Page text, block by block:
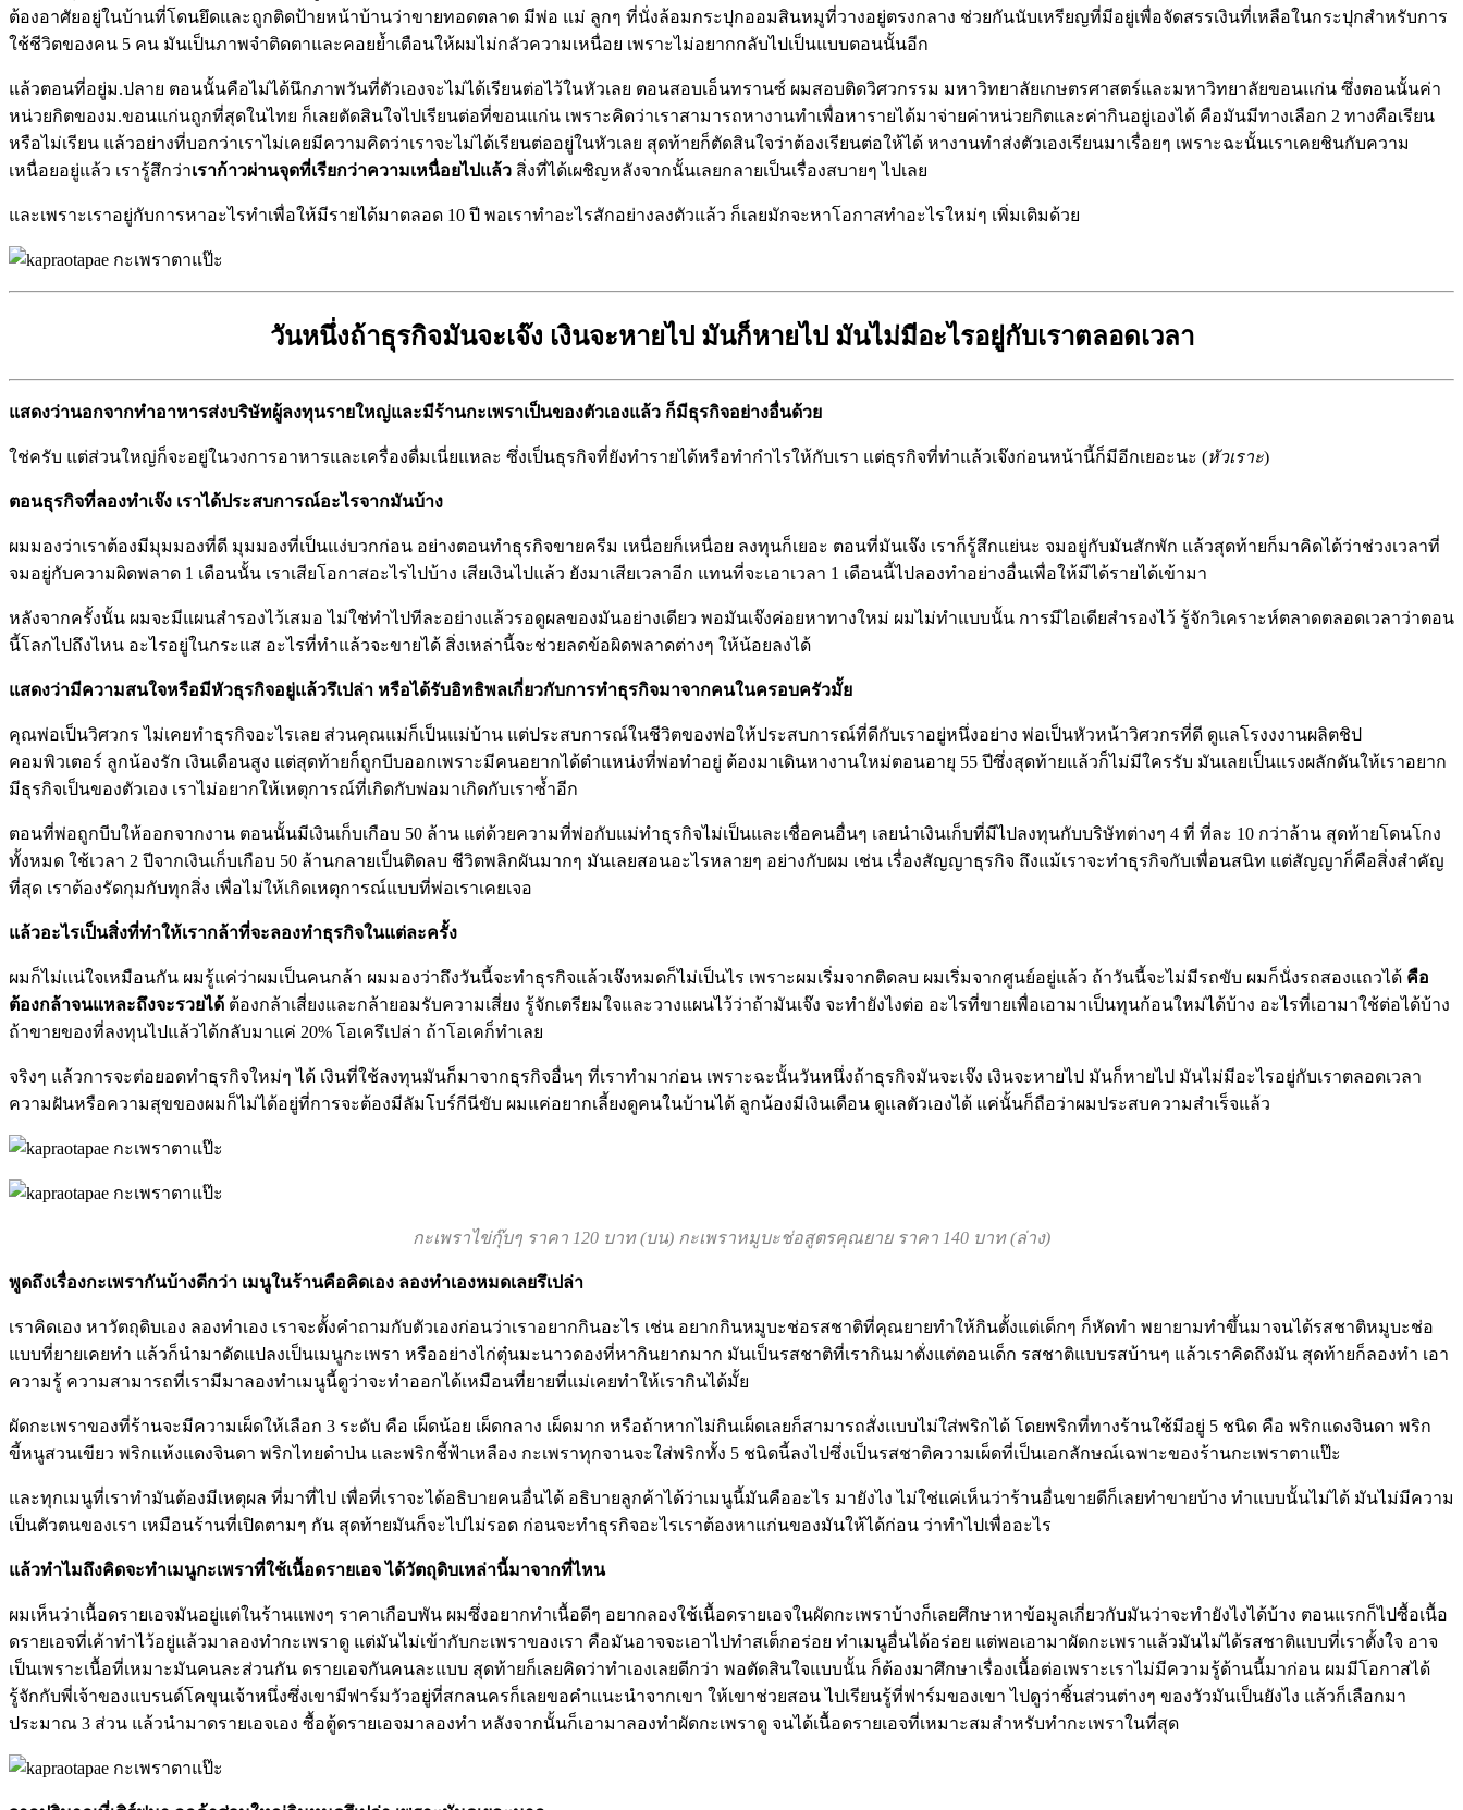
ต้องอาศัยอยู่ในบ้านที่โดนยึดและถูกติดป้ายหน้าบ้านว่าขายทอดตลาด มีพ่อ แม่ ลูกๆ ที่นั่งล้อมกระปุกออมสินหมูที่วางอยู่ตรงกลาง ช่วยกันนับเหรียญที่มีอยู่เพื่อจัดสรรเงินที่เหลือในกระปุกสำหรับการ
ใช้ชีวิตของคน 5 คน มันเป็นภาพจำติดตาและคอยย้ำเตือนให้ผมไม่กลัวความเหนื่อย เพราะไม่อยากกลับไปเป็นแบบตอนนั้นอีก
แล้วตอนที่อยู่ม.ปลาย ตอนนั้นคือไม่ได้นึกภาพวันที่ตัวเองจะไม่ได้เรียนต่อไว้ในหัวเลย ตอนสอบเอ็นทรานซ์ ผมสอบติดวิศวกรรม มหาวิทยาลัยเกษตรศาสตร์และมหาวิทยาลัยขอนแก่น ซึ่งตอนนั้นค่า
หน่วยกิตของม.ขอนแก่นถูกที่สุดในไทย ก็เลยตัดสินใจไปเรียนต่อที่ขอนแก่น เพราะคิดว่าเราสามารถหางานทำเพื่อหารายได้มาจ่ายค่าหน่วยกิตและค่ากินอยู่เองได้ คือมันมีทางเลือก 2 ทางคือเรียน
หรือไม่เรียน แล้วอย่างที่บอกว่าเราไม่เคยมีความคิดว่าเราจะไม่ได้เรียนต่ออยู่ในหัวเลย สุดท้ายก็ตัดสินใจว่าต้องเรียนต่อให้ได้ หางานทำส่งตัวเองเรียนมาเรื่อยๆ เพราะฉะนั้นเราเคยชินกับความ
เหนื่อยอยู่แล้ว เรารู้สึกว่าเราก้าวผ่านจุดที่เรียกว่าความเหนื่อยไปแล้ว สิ่งที่ได้เผชิญหลังจากนั้นเลยกลายเป็นเรื่องสบายๆ ไปเลย
และเพราะเราอยู่กับการหาอะไรทำเพื่อให้มีรายได้มาตลอด 10 ปี พอเราทำอะไรสักอย่างลงตัวแล้ว ก็เลยมักจะหาโอกาสทำอะไรใหม่ๆ เพิ่มเติมด้วย
วันหนึ่งถ้าธุรกิจมันจะเจ๊ง เงินจะหายไป มันก็หายไป มันไม่มีอะไรอยู่กับเราตลอดเวลา
แสดงว่านอกจากทำอาหารส่งบริษัทผู้ลงทุนรายใหญ่และมีร้านกะเพราเป็นของตัวเองแล้ว ก็มีธุรกิจอย่างอื่นด้วย
ใช่ครับ แต่ส่วนใหญ่ก็จะอยู่ในวงการอาหารและเครื่องดื่มเนี่ยแหละ ซึ่งเป็นธุรกิจที่ยังทำรายได้หรือทำกำไรให้กับเรา แต่ธุรกิจที่ทำแล้วเจ๊งก่อนหน้านี้ก็มีอีกเยอะนะ (หัวเราะ)
ตอนธุรกิจที่ลองทำเจ๊ง เราได้ประสบการณ์อะไรจากมันบ้าง
ผมมองว่าเราต้องมีมุมมองที่ดี มุมมองที่เป็นแง่บวกก่อน อย่างตอนทำธุรกิจขายครีม เหนื่อยก็เหนื่อย ลงทุนก็เยอะ ตอนที่มันเจ๊ง เราก็รู้สึกแย่นะ จมอยู่กับมันสักพัก แล้วสุดท้ายก็มาคิดได้ว่าช่วงเวลาที่
จมอยู่กับความผิดพลาด 1 เดือนนั้น เราเสียโอกาสอะไรไปบ้าง เสียเงินไปแล้ว ยังมาเสียเวลาอีก แทนที่จะเอาเวลา 1 เดือนนี้ไปลองทำอย่างอื่นเพื่อให้มีได้รายได้เข้ามา
หลังจากครั้งนั้น ผมจะมีแผนสำรองไว้เสมอ ไม่ใช่ทำไปทีละอย่างแล้วรอดูผลของมันอย่างเดียว พอมันเจ๊งค่อยหาทางใหม่ ผมไม่ทำแบบนั้น การมีไอเดียสำรองไว้ รู้จักวิเคราะห์ตลาดตลอดเวลาว่าตอน
นี้โลกไปถึงไหน อะไรอยู่ในกระแส อะไรที่ทำแล้วจะขายได้ สิ่งเหล่านี้จะช่วยลดข้อผิดพลาดต่างๆ ให้น้อยลงได้
แสดงว่ามีความสนใจหรือมีหัวธุรกิจอยู่แล้วรึเปล่า หรือได้รับอิทธิพลเกี่ยวกับการทำธุรกิจมาจากคนในครอบครัวมั้ย
คุณพ่อเป็นวิศวกร ไม่เคยทำธุรกิจอะไรเลย ส่วนคุณแม่ก็เป็นแม่บ้าน แต่ประสบการณ์ในชีวิตของพ่อให้ประสบการณ์ที่ดีกับเราอยู่หนึ่งอย่าง พ่อเป็นหัวหน้าวิศวกรที่ดี ดูแลโรงงงานผลิตชิป
คอมพิวเตอร์ ลูกน้องรัก เงินเดือนสูง แต่สุดท้ายก็ถูกบีบออกเพราะมีคนอยากได้ตำแหน่งที่พ่อทำอยู่ ต้องมาเดินหางานใหม่ตอนอายุ 55 ปีซึ่งสุดท้ายแล้วก็ไม่มีใครรับ มันเลยเป็นแรงผลักดันให้เราอยาก
มีธุรกิจเป็นของตัวเอง เราไม่อยากให้เหตุการณ์ที่เกิดกับพ่อมาเกิดกับเราซ้ำอีก
ตอนที่พ่อถูกบีบให้ออกจากงาน ตอนนั้นมีเงินเก็บเกือบ 50 ล้าน แต่ด้วยความที่พ่อกับแม่ทำธุรกิจไม่เป็นและเชื่อคนอื่นๆ เลยนำเงินเก็บที่มีไปลงทุนกับบริษัทต่างๆ 4 ที่ ที่ละ 10 กว่าล้าน สุดท้ายโดนโกง
ทั้งหมด ใช้เวลา 2 ปีจากเงินเก็บเกือบ 50 ล้านกลายเป็นติดลบ ชีวิตพลิกผันมากๆ มันเลยสอนอะไรหลายๆ อย่างกับผม เช่น เรื่องสัญญาธุรกิจ ถึงแม้เราจะทำธุรกิจกับเพื่อนสนิท แต่สัญญาก็คือสิ่งสำคัญ
ที่สุด เราต้องรัดกุมกับทุกสิ่ง เพื่อไม่ให้เกิดเหตุการณ์แบบที่พ่อเราเคยเจอ
แล้วอะไรเป็นสิ่งที่ทำให้เรากล้าที่จะลองทำธุรกิจในแต่ละครั้ง
ผมก็ไม่แน่ใจเหมือนกัน ผมรู้แค่ว่าผมเป็นคนกล้า ผมมองว่าถึงวันนี้จะทำธุรกิจแล้วเจ๊งหมดก็ไม่เป็นไร เพราะผมเริ่มจากติดลบ ผมเริ่มจากศูนย์อยู่แล้ว ถ้าวันนี้จะไม่มีรถขับ ผมก็นั่งรถสองแถวได้ คือ
ต้องกล้าจนแหละถึงจะรวยได้ ต้องกล้าเสี่ยงและกล้ายอมรับความเสี่ยง รู้จักเตรียมใจและวางแผนไว้ว่าถ้ามันเจ๊ง จะทำยังไงต่อ อะไรที่ขายเพื่อเอามาเป็นทุนก้อนใหม่ได้บ้าง อะไรที่เอามาใช้ต่อได้บ้าง
ถ้าขายของที่ลงทุนไปแล้วได้กลับมาแค่ 20% โอเครึเปล่า ถ้าโอเคก็ทำเลย
จริงๆ แล้วการจะต่อยอดทำธุรกิจใหม่ๆ ได้ เงินที่ใช้ลงทุนมันก็มาจากธุรกิจอื่นๆ ที่เราทำมาก่อน เพราะฉะนั้นวันหนึ่งถ้าธุรกิจมันจะเจ๊ง เงินจะหายไป มันก็หายไป มันไม่มีอะไรอยู่กับเราตลอดเวลา
ความฝันหรือความสุขของผมก็ไม่ได้อยู่ที่การจะต้องมีลัมโบร์กีนีขับ ผมแค่อยากเลี้ยงดูคนในบ้านได้ ลูกน้องมีเงินเดือน ดูแลตัวเองได้ แค่นั้นก็ถือว่าผมประสบความสำเร็จแล้ว
กะเพราไข่กุ๊บๆ ราคา 120 บาท (บน) กะเพราหมูบะช่อสูตรคุณยาย ราคา 140 บาท (ล่าง)
พูดถึงเรื่องกะเพรากันบ้างดีกว่า เมนูในร้านคือคิดเอง ลองทำเองหมดเลยรึเปล่า
เราคิดเอง หาวัตถุดิบเอง ลองทำเอง เราจะตั้งคำถามกับตัวเองก่อนว่าเราอยากกินอะไร เช่น อยากกินหมูบะช่อรสชาติที่คุณยายทำให้กินตั้งแต่เด็กๆ ก็หัดทำ พยายามทำขึ้นมาจนได้รสชาติหมูบะช่อ
แบบที่ยายเคยทำ แล้วก็นำมาดัดแปลงเป็นเมนูกะเพรา หรืออย่างไก่ตุ๋นมะนาวดองที่หากินยากมาก มันเป็นรสชาติที่เรากินมาตั่งแต่ตอนเด็ก รสชาติแบบรสบ้านๆ แล้วเราคิดถึงมัน สุดท้ายก็ลองทำ เอา
ความรู้ ความสามารถที่เรามีมาลองทำเมนูนี้ดูว่าจะทำออกได้เหมือนที่ยายที่แม่เคยทำให้เรากินได้มั้ย
ผัดกะเพราของที่ร้านจะมีความเผ็ดให้เลือก 3 ระดับ คือ เผ็ดน้อย เผ็ดกลาง เผ็ดมาก หรือถ้าหากไม่กินเผ็ดเลยก็สามารถสั่งแบบไม่ใส่พริกได้ โดยพริกที่ทางร้านใช้มีอยู่ 5 ชนิด คือ พริกแดงจินดา พริก
ขี้หนูสวนเขียว พริกแห้งแดงจินดา พริกไทยดำป่น และพริกชี้ฟ้าเหลือง กะเพราทุกจานจะใส่พริกทั้ง 5 ชนิดนี้ลงไปซึ่งเป็นรสชาติความเผ็ดที่เป็นเอกลักษณ์เฉพาะของร้านกะเพราตาแป๊ะ
และทุกเมนูที่เราทำมันต้องมีเหตุผล ที่มาที่ไป เพื่อที่เราจะได้อธิบายคนอื่นได้ อธิบายลูกค้าได้ว่าเมนูนี้มันคืออะไร มายังไง ไม่ใช่แค่เห็นว่าร้านอื่นขายดีก็เลยทำขายบ้าง ทำแบบนั้นไม่ได้ มันไม่มีความ
เป็นตัวตนของเรา เหมือนร้านที่เปิดตามๆ กัน สุดท้ายมันก็จะไปไม่รอด ก่อนจะทำธุรกิจอะไรเราต้องหาแก่นของมันให้ได้ก่อน ว่าทำไปเพื่ออะไร
แล้วทำไมถึงคิดจะทำเมนูกะเพราที่ใช้เนื้อดรายเอจ ได้วัตถุดิบเหล่านี้มาจากที่ไหน
ผมเห็นว่าเนื้อดรายเอจมันอยู่แต่ในร้านแพงๆ ราคาเกือบพัน ผมซึ่งอยากทำเนื้อดีๆ อยากลองใช้เนื้อดรายเอจในผัดกะเพราบ้างก็เลยศึกษาหาข้อมูลเกี่ยวกับมันว่าจะทำยังไงได้บ้าง ตอนแรกก็ไปซื้อเนื้อ
ดรายเอจที่เค้าทำไว้อยู่แล้วมาลองทำกะเพราดู แต่มันไม่เข้ากับกะเพราของเรา คือมันอาจจะเอาไปทำสเต็กอร่อย ทำเมนูอื่นได้อร่อย แต่พอเอามาผัดกะเพราแล้วมันไม่ได้รสชาติแบบที่เราตั้งใจ อาจ
เป็นเพราะเนื้อที่เหมาะมันคนละส่วนกัน ดรายเอจกันคนละแบบ สุดท้ายก็เลยคิดว่าทำเองเลยดีกว่า พอตัดสินใจแบบนั้น ก็ต้องมาศึกษาเรื่องเนื้อต่อเพราะเราไม่มีความรู้ด้านนี้มาก่อน ผมมีโอกาสได้
รู้จักกับพี่เจ้าของแบรนด์โคขุนเจ้าหนึ่งซึ่งเขามีฟาร์มวัวอยู่ที่สกลนครก็เลยขอคำแนะนำจากเขา ให้เขาช่วยสอน ไปเรียนรู้ที่ฟาร์มของเขา ไปดูว่าชิ้นส่วนต่างๆ ของวัวมันเป็นยังไง แล้วก็เลือกมา
ประมาณ 3 ส่วน แล้วนำมาดรายเอจเอง ซื้อตู้ดรายเอจมาลองทำ หลังจากนั้นก็เอามาลองทำผัดกะเพราดู จนได้เนื้อดรายเอจที่เหมาะสมสำหรับทำกะเพราในที่สุด